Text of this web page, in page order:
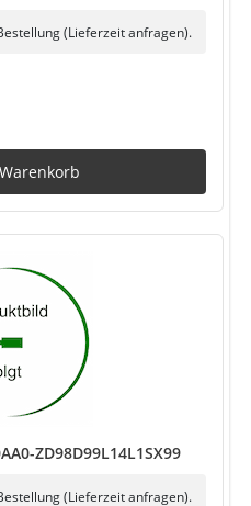
(Lieferzeit anfragen).
ZD98D99L14L1SX99
(Lieferzeit anfragen).